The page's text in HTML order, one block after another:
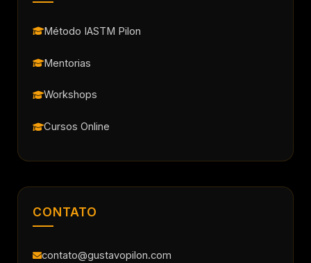
Método IASTM Pilon
Mentorias
Workshops
Cursos Online
CONTATO
contato@gustavopilon.com